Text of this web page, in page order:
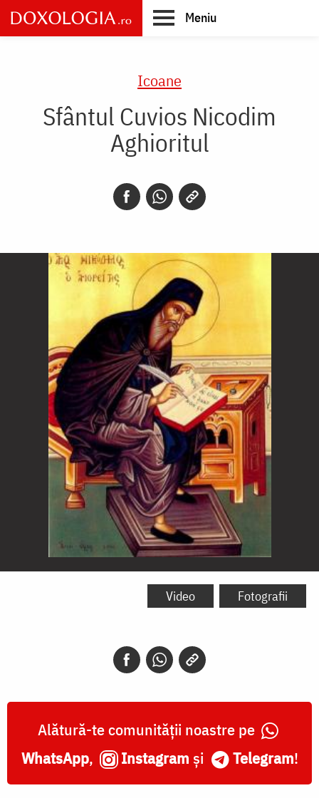
Skip
to
main
Meniu
Icoane
Sfântul Cuvios Nicodim
Aghioritul
Sfântul
Video Fotografii
Alătură-te comunității noastre pe
WhatsApp, Instagram și Telegram!